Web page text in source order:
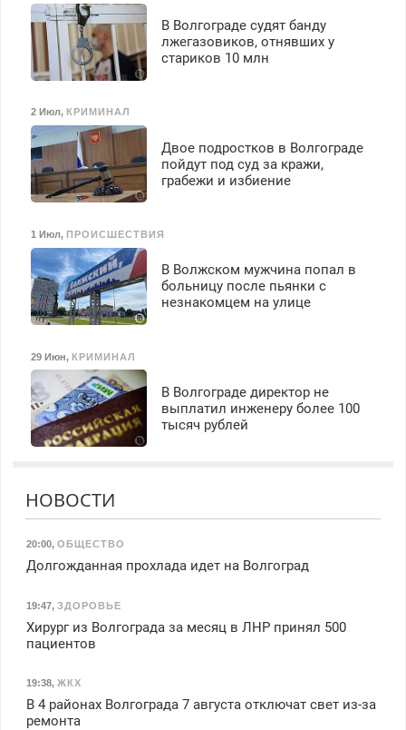
В Волгограде судят банду
лжегазовиков, отнявших у
стариков 10 млн
2 Июл, КРИМИНАЛ
Двое подростков в Волгограде
пойдут под суд за кражи,
грабежи и избиение
1 Июл, ПРОИСШЕСТВИЯ
В Волжском мужчина попал в
больницу после пьянки с
незнакомцем на улице
29 Июн, КРИМИНАЛ
В Волгограде директор не
выплатил инженеру более 100
тысяч рублей
НОВОСТИ
20:00, ОБЩЕСТВО
Долгожданная прохлада идет на Волгоград
19:47, ЗДОРОВЬЕ
Хирург из Волгограда за месяц в ЛНР принял 500
пациентов
19:38, ЖКХ
В 4 районах Волгограда 7 августа отключат свет из-за
ремонта